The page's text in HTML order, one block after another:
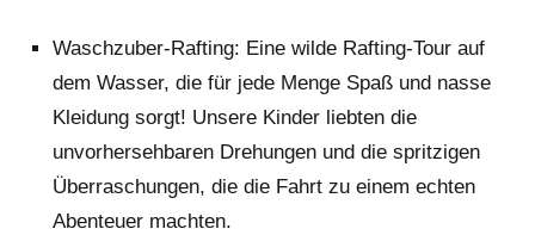
Waschzuber-Rafting: Eine wilde Rafting-Tour auf
dem Wasser, die für jede Menge Spaß und nasse
Kleidung sorgt! Unsere Kinder liebten die
unvorhersehbaren Drehungen und die spritzigen
Überraschungen, die die Fahrt zu einem echten
Abenteuer machten.